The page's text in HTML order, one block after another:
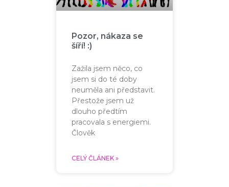
Pozor, nákaza se
šíří! :)
Zažila jsem něco, co
jsem si do té doby
neuměla ani představit.
Přestože jsem už
dlouho předtím
pracovala s energiemi.
Člověk
CELÝ ČLÁNEK »